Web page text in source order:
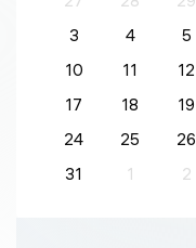
3
4 5
10
11 12
17
18 19
24
25 26
31
1 2